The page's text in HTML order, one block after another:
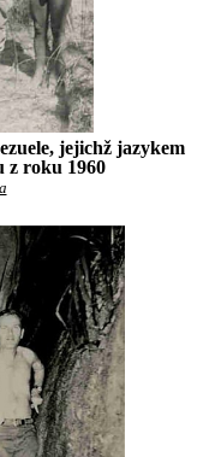
jejichž jazykem
z roku 1960